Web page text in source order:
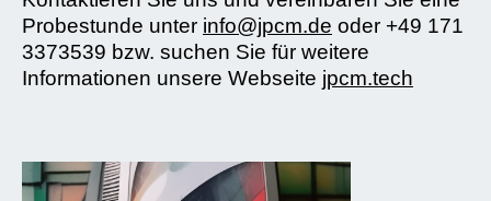
Probestunde unter info@jpcm.de oder +49 171
3373539 bzw. suchen Sie für weitere
Informationen unsere Webseite jpcm.tech